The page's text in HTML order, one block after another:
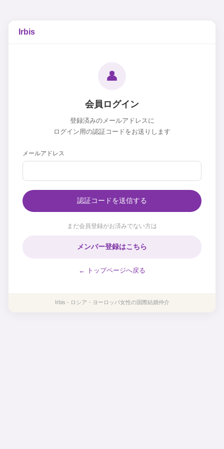
Irbis
👤
会員ログイン
登録済みのメールアドレスに
ログイン用の認証コードをお送りします
メールアドレス
認証コードを送信する
まだ会員登録がお済みでない方は
メンバー登録はこちら
← トップページへ戻る
Irbis - ロシア・ヨーロッパ女性の国際結婚仲介